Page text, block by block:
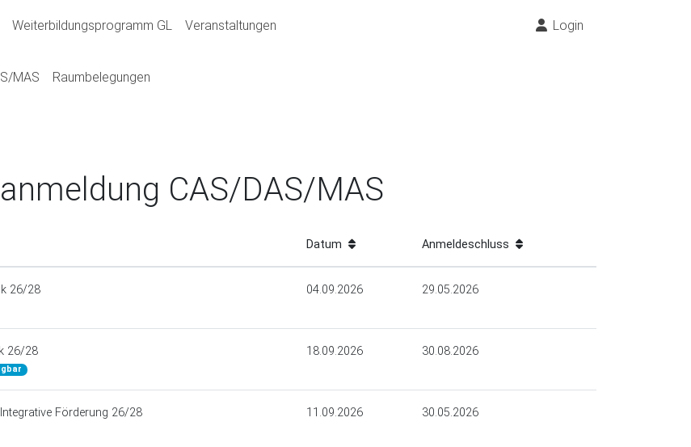
Weiterbildungsprogramm GL Veranstaltungen Login
MAS (current)
Raumbelegungen
CAS/DAS/MAS
Datum Anmeldeschluss
26/28 04.09.2026 29.05.2026
26/28 18.09.2026 30.08.2026
Förderung 26/28 11.09.2026 30.05.2026